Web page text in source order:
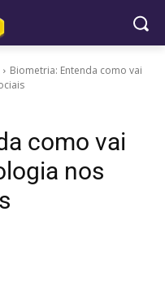
Biometria: Entenda como vai
como vai
nos